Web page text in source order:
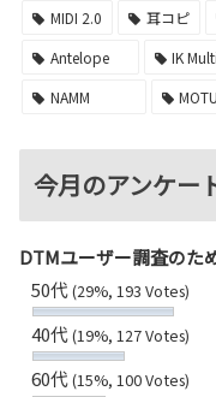
MIDI 2.0
耳コピ
Antelope
IK
NAMM
MOTU
今月のアンケー
DTMユーザー調査のた
50代(29%, 193 Votes)
40代(19%, 127 Votes)
60代(15%, 100 Votes)